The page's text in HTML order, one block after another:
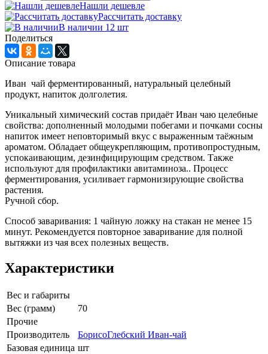
Нашли дешевле
Рассчитать доставку
В наличии 12 шт
Поделиться
Описание товара
Иван чай ферментированный, натуральный целебный
продукт, напиток долголетия.
Уникальный химический состав придаёт Иван чаю целебные
свойства: дополненный молодыми побегами и почками сосны
напиток имеет неповторимый вкус с выраженным таёжным
ароматом. Обладает общеукрепляющим, противопростудным,
успокаивающим, дезинфицирующим средством. Также
используют для профилактики авитаминоза.. Процесс
ферментирования, усиливает гармонизирующие свойства
растения.
Ручной сбор.
Способ заваривания: 1 чайную ложку на стакан не менее 15
минут. Рекомендуется повторное заваривание для полной
вытяжки из чая всех полезных веществ.
Характеристики
Вес и габариты
Вес (грамм)
70
Прочие
Производитель
БорисоГлебский Иван-чай
Базовая единица шт